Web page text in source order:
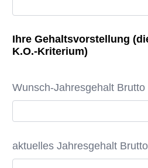
Ihre Gehaltsvorstellung
K.O.-Kriterium)
Wunsch-Jahresgehalt Brutto
aktuelles Jahresgehalt Brutto